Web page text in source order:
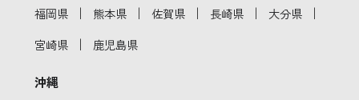
福岡県 ｜ 熊本県 ｜ 佐賀県 ｜ 長崎県 ｜ 大分県 ｜
宮崎県 ｜ 鹿児島県
沖縄